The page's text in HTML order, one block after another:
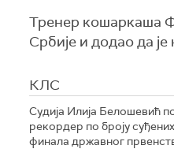
Тренер кошаркаша
Србије и додао да
КЛС
Судија Илија Белошевић
рекордер по броју суђених
финала државног